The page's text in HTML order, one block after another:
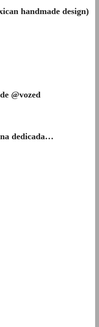
handmade design)
@vozed
dedicada…